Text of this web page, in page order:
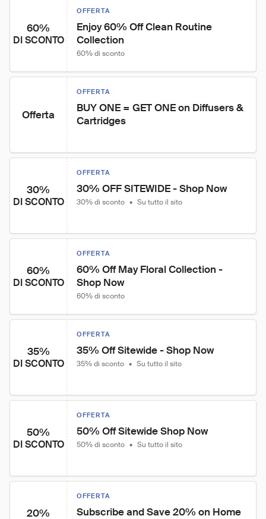
60%
DI SCONTO
OFFERTA
Enjoy 60% Off Clean Routine
Collection
60% di sconto
Offerta
OFFERTA
BUY ONE = GET ONE on Diffusers &
Cartridges
30%
DI SCONTO
OFFERTA
30% OFF SITEWIDE - Shop Now
30% di sconto • Su tutto il sito
60%
DI SCONTO
OFFERTA
60% Off May Floral Collection -
Shop Now
60% di sconto
35%
DI SCONTO
OFFERTA
35% Off Sitewide - Shop Now
35% di sconto • Su tutto il sito
50%
DI SCONTO
OFFERTA
50% Off Sitewide Shop Now
50% di sconto • Su tutto il sito
20%
OFFERTA
Subscribe and Save 20% on Home